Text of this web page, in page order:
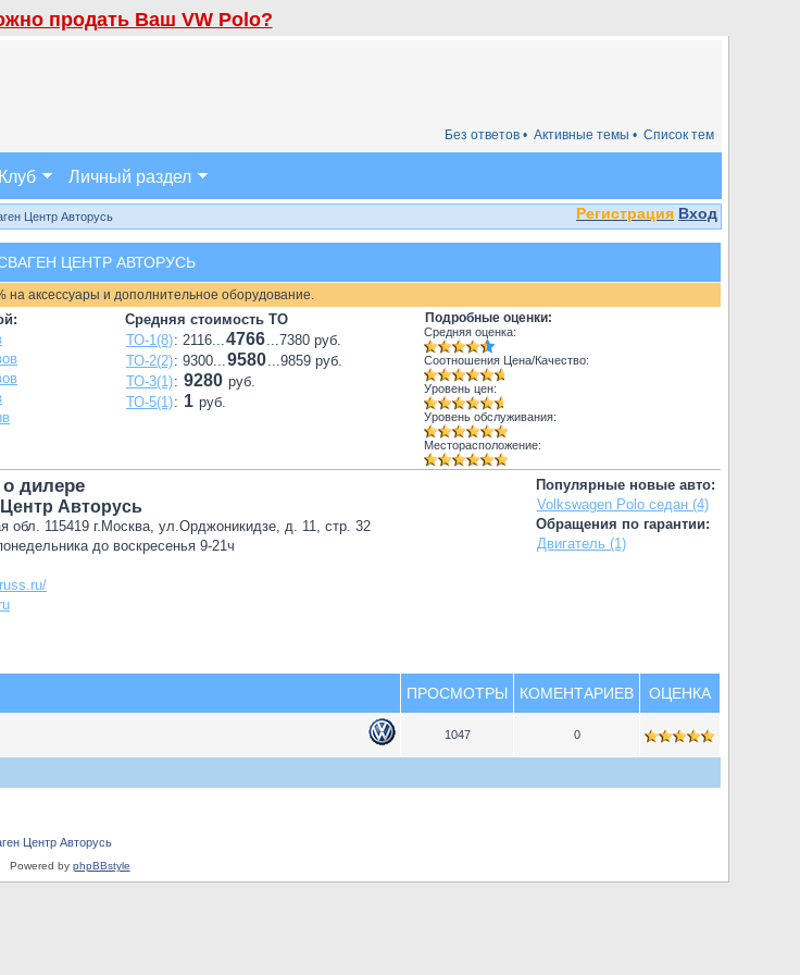
продать Ваш VW Polo?
Список тем
Активные темы •
Без ответов •
Клуб Личный раздел
Регистрация Вход
Центр Авторусь
ЦЕНТР АВТОРУСЬ
на аксессуары и дополнительное оборудование.
Средняя стоимость ТО
ТО-1(8): 2116...4766...7380 руб.
ТО-2(2): 9300...9580...9859 руб.
ТО-3(1): 9280 руб.
ТО-5(1): 1 руб.
Подробные оценки:
Средняя оценка:
Соотношения Цена/Качество:
Уровень цен:
Уровень обслуживания:
Месторасположение:
Популярные новые авто:
Volkswagen Polo седан (4)
Обращения по гарантии:
Двигатель (1)
дилере
Авторусь
обл. 115419 г.Москва, ул.Орджоникидзе, д. 11, стр. 32
до воскресенья 9-21ч
ПРОСМОТРЫ КОМЕНТАРИЕВ ОЦЕНКА
1047 0
Центр Авторусь
Powered by phpBBstyle